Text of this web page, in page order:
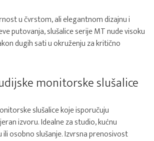
u čvrstom, ali elegantnom dizajnu i
putovanja, slušalice serije MT nude visoku
dugih sati u okruženju za kritično
monitorske slušalice
slušalice koje isporučuju
izvoru. Idealne za studio, kućnu
osobno slušanje. Izvrsna prenosivost